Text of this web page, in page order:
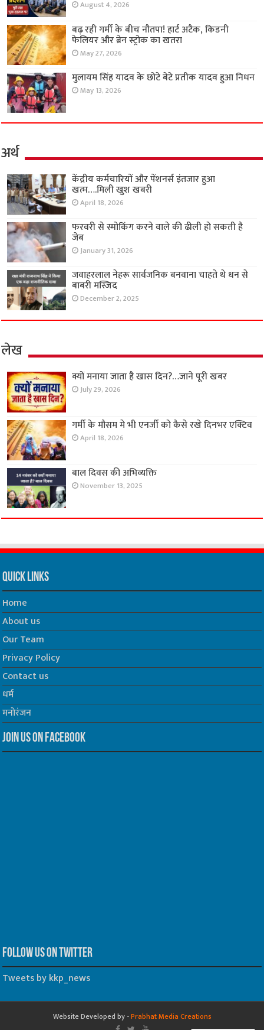
August 4, 2026
बढ़ रही गर्मी के बीच नौतपा! हार्ट अटैक, किडनी
फेलियर और ब्रेन स्ट्रोक का खतरा
May 27, 2026
मुलायम सिंह यादव के छोटे बेटे प्रतीक यादव हुआ निधन
May 13, 2026
अर्थ
केंद्रीय कर्मचारियों और पेंशनर्स इंतजार हुआ
खत्म….मिली खुश खबरी
April 18, 2026
फरवरी से स्मोकिंग करने वाले की ढीली हो सकती है
जेब
January 31, 2026
जवाहरलाल नेहरू सार्वजनिक बनवाना चाहते थे धन से
बाबरी मस्जिद
December 2, 2025
लेख
क्यों मनाया जाता है खास दिन?…जाने पूरी खबर
July 29, 2026
गर्मी के मौसम मे भी एनर्जी को कैसे रखे दिनभर एक्टिव
April 18, 2026
बाल दिवस की अभिव्यक्ति
November 13, 2025
Quick Links
Home
About us
Our Team
Privacy Policy
Contact us
धर्म
मनोरंजन
Join us on Facebook
Follow us on Twitter
Tweets by kkp_news
Website Developed by -Prabhat Media Creations